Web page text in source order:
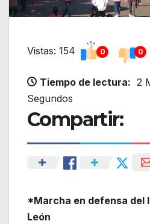
Vistas: 154 0 0
Tiempo de lectura: 2
Segundos
Compartir:
*Marcha en defensa del
León